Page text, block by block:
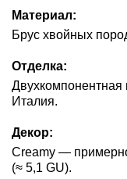
Материал:
Брус хвойных
Отделка:
Двухкомпонентная
Италия.
Декор:
Creamy —
(≈ 5,1 GU).